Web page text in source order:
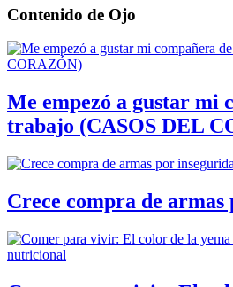
Contenido de Ojo
Me empezó a gustar mi
trabajo (CASOS DEL
Crece compra de